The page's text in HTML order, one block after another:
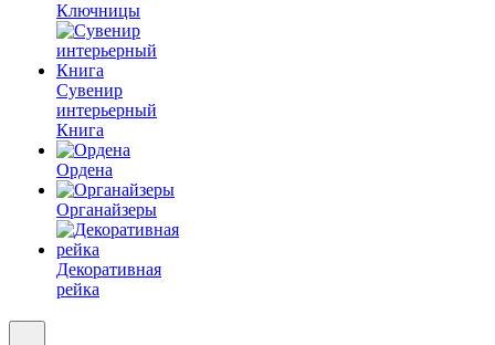
Ключницы
Сувенир
интерьерный
Книга
Ордена
Органайзеры
Декоративная
рейка